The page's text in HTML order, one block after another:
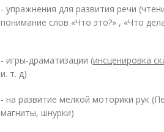
- упражнения для развития речи
понимание слов «Что это?» , «Что
- игры-драматизации (инсценировка
и. т. д)
- на развитие мелкой моторики рук
магниты, шнурки)